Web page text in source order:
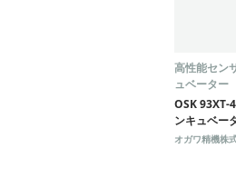
高性能セン
ュベーター
OSK
ンキュベー
オガワ精機株